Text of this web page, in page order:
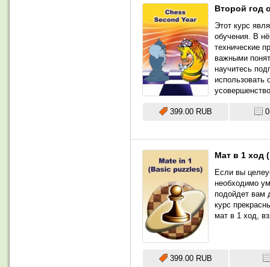
Второй год
Этот курс
обучения. В
технические
важными
научитесь
399.00 RUB
Мат в 1 ход
Если вы
необходимо
подойдет вам
курс
мат в 1 ход,
399.00 RUB